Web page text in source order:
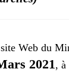
Web du
2021, à